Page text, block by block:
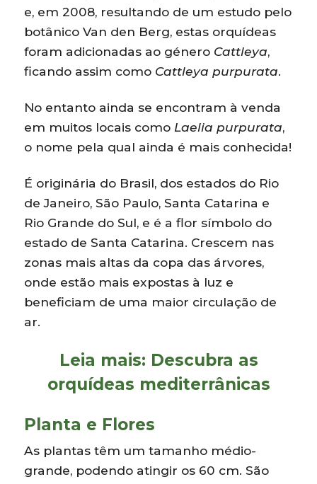
e, em 2008, resultando de um estudo pelo
botânico Van den Berg, estas orquídeas
foram adicionadas ao género Cattleya,
ficando assim como Cattleya purpurata.
No entanto ainda se encontram à venda
em muitos locais como Laelia purpurata,
o nome pela qual ainda é mais conhecida!
É originária do Brasil, dos estados do Rio
de Janeiro, São Paulo, Santa Catarina e
Rio Grande do Sul, e é a flor símbolo do
estado de Santa Catarina. Crescem nas
zonas mais altas da copa das árvores,
onde estão mais expostas à luz e
beneficiam de uma maior circulação de
ar.
Leia mais: Descubra as
orquídeas mediterrânicas
Planta e Flores
As plantas têm um tamanho médio-
grande, podendo atingir os 60 cm. São